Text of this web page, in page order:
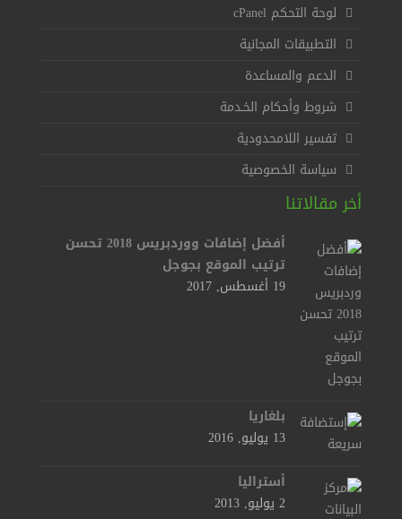
لوحة التحكم cPanel
التطبيقات المجانية
الدعم والمساعدة
شروط وأحكام الخـدمة
تفسير اللامحدودية
سياسة الخصوصية
أخر مقالاتنا
أفضل إضافات ووردبريس 2018 تحسن
ترتيب الموقع بجوجل
19 أغسطس, 2017
بلغاريا
13 يوليو, 2016
أستراليا
2 يوليو, 2013